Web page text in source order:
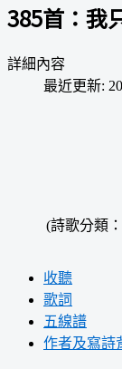
385首：我
詳細內容
最近更新:
(詩歌分類
收聽
歌詞
五線譜
作者及寫詩